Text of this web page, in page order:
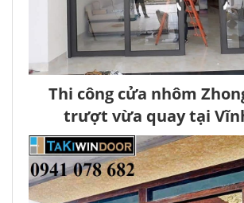
Thi công cửa nhôm
trượt vừa quay tại